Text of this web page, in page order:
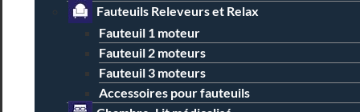
Fauteuils Releveurs et Relax
Fauteuil 1 moteur
Fauteuil 2 moteurs
Fauteuil 3 moteurs
Accessoires pour fauteuils